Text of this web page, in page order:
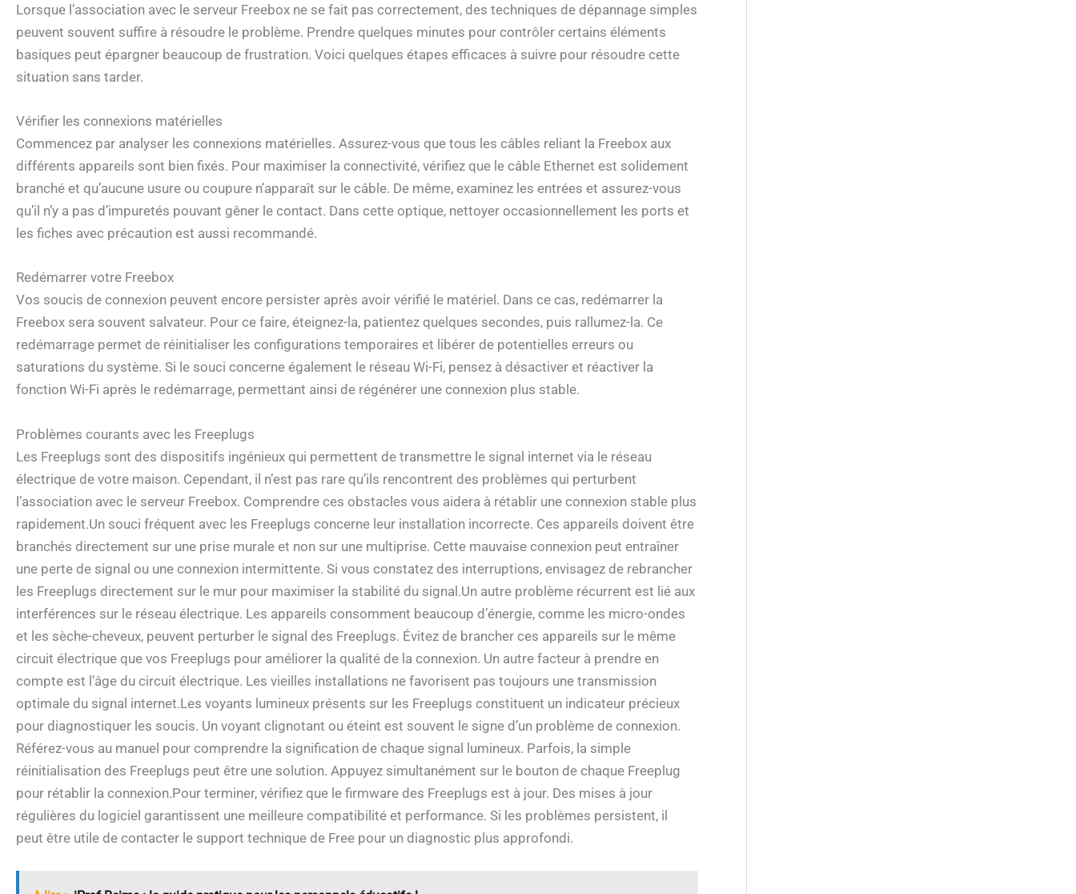
Lorsque l’association avec le serveur Freebox ne se fait pas correctement, des techniques de dépannage simples
peuvent souvent suffire à résoudre le problème. Prendre quelques minutes pour contrôler certains éléments
basiques peut épargner beaucoup de frustration. Voici quelques étapes efficaces à suivre pour résoudre cette
situation sans tarder.
Vérifier les connexions matérielles
Commencez par analyser les connexions matérielles. Assurez-vous que tous les câbles reliant la Freebox aux
différents appareils sont bien fixés. Pour maximiser la connectivité, vérifiez que le câble Ethernet est solidement
branché et qu’aucune usure ou coupure n’apparaît sur le câble. De même, examinez les entrées et assurez-vous
qu’il n’y a pas d’impuretés pouvant gêner le contact. Dans cette optique, nettoyer occasionnellement les ports et
les fiches avec précaution est aussi recommandé.
Redémarrer votre Freebox
Vos soucis de connexion peuvent encore persister après avoir vérifié le matériel. Dans ce cas, redémarrer la
Freebox sera souvent salvateur. Pour ce faire, éteignez-la, patientez quelques secondes, puis rallumez-la. Ce
redémarrage permet de réinitialiser les configurations temporaires et libérer de potentielles erreurs ou
saturations du système. Si le souci concerne également le réseau Wi-Fi, pensez à désactiver et réactiver la
fonction Wi-Fi après le redémarrage, permettant ainsi de régénérer une connexion plus stable.
Problèmes courants avec les Freeplugs
Les Freeplugs sont des dispositifs ingénieux qui permettent de transmettre le signal internet via le réseau
électrique de votre maison. Cependant, il n’est pas rare qu’ils rencontrent des problèmes qui perturbent
l’association avec le serveur Freebox. Comprendre ces obstacles vous aidera à rétablir une connexion stable plus
rapidement.Un souci fréquent avec les Freeplugs concerne leur installation incorrecte. Ces appareils doivent être
branchés directement sur une prise murale et non sur une multiprise. Cette mauvaise connexion peut entraîner
une perte de signal ou une connexion intermittente. Si vous constatez des interruptions, envisagez de rebrancher
les Freeplugs directement sur le mur pour maximiser la stabilité du signal.Un autre problème récurrent est lié aux
interférences sur le réseau électrique. Les appareils consomment beaucoup d’énergie, comme les micro-ondes
et les sèche-cheveux, peuvent perturber le signal des Freeplugs. Évitez de brancher ces appareils sur le même
circuit électrique que vos Freeplugs pour améliorer la qualité de la connexion. Un autre facteur à prendre en
compte est l’âge du circuit électrique. Les vieilles installations ne favorisent pas toujours une transmission
optimale du signal internet.Les voyants lumineux présents sur les Freeplugs constituent un indicateur précieux
pour diagnostiquer les soucis. Un voyant clignotant ou éteint est souvent le signe d’un problème de connexion.
Référez-vous au manuel pour comprendre la signification de chaque signal lumineux. Parfois, la simple
réinitialisation des Freeplugs peut être une solution. Appuyez simultanément sur le bouton de chaque Freeplug
pour rétablir la connexion.Pour terminer, vérifiez que le firmware des Freeplugs est à jour. Des mises à jour
régulières du logiciel garantissent une meilleure compatibilité et performance. Si les problèmes persistent, il
peut être utile de contacter le support technique de Free pour un diagnostic plus approfondi.